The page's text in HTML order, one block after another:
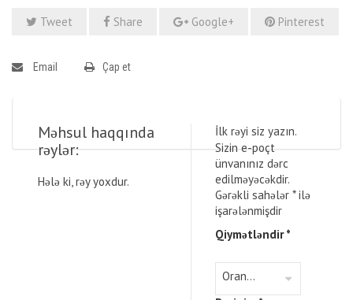
Tweet Share Google+ Pinterest
Email Çap et
Məhsul haqqında
rəylər:
Hələ ki, rəy yoxdur.
İlk rəyi siz yazın.
Sizin e-poçt
ünvanınız dərc
edilməyəcəkdir.
Gərəkli sahələr *ilə
işarələnmişdir
Qiymətləndir*